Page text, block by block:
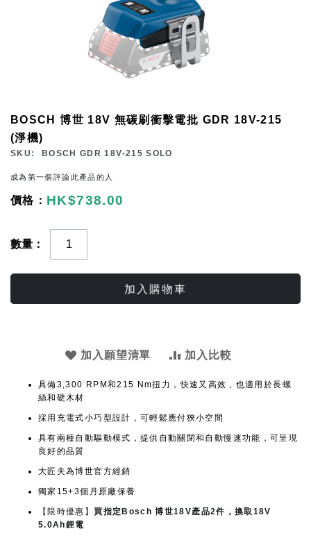
BOSCH 博世 18V 無碳刷衝擊電批 GDR 18V-215
(淨機)
SKU BOSCH GDR 18V-215 SOLO
成為第一個評論此產品的人
HK$738.00
數量
加入購物車
加入願望清單 加入比較
具備3,300 RPM和215 Nm扭力，快速又高效，也適用於長螺
絲和硬木材
採用充電式小巧型設計，可輕鬆應付狹小空間
具有兩種自動驅動模式，提供自動關閉和自動慢速功能，可呈現
良好的品質
大匠夫為博世官方經銷
獨家15+3個月原廠保養
【限時優惠】 買指定Bosch 博世18V產品2件，換取18V
5.0Ah鋰電
the
of
the
gallery